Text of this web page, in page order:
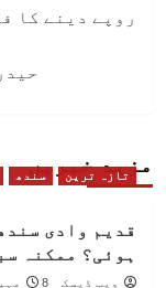
روپے دینے کا
مزید خبریں
تازہ ترین سندھ
قدیم وادی
ہوئی؟ ممکنہ
ویب ڈیسک 8 مہینے ago